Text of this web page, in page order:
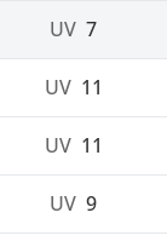
UV 7
UV 11
UV 11
UV 9